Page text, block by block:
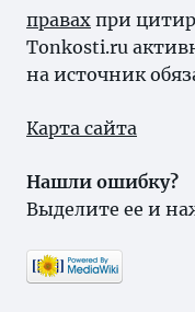
правах при
Tonkosti.ru
на источник
Карта сайта
Нашли ошибку?
Выделите ее и